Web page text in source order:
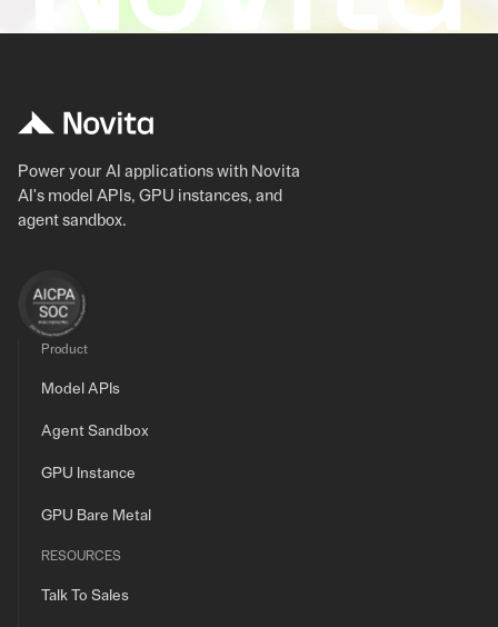
Power your AI applications with Novita
AI's model APIs, GPU instances, and
agent sandbox.
Product
Model APIs
Agent Sandbox
GPU Instance
GPU Bare Metal
RESOURCES
Talk To Sales